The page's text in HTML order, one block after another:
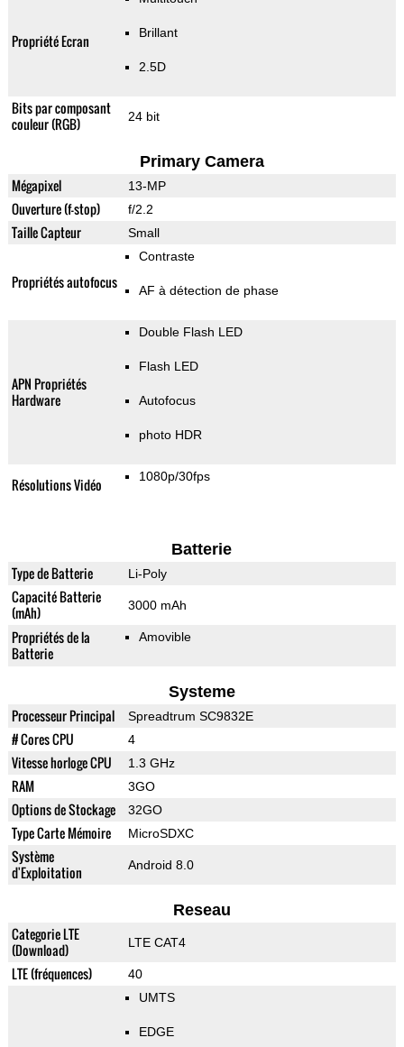
Propriété Ecran Brillant
2.5D
Bits par composant
couleur (RGB)
24 bit
Primary Camera
Mégapixel 13-MP
Ouverture (f-stop) f/2.2
Taille Capteur Small
Propriétés autofocus
Contraste
AF à détection de phase
APN Propriétés
Hardware
Double Flash LED
Flash LED
Autofocus
photo HDR
Résolutions Vidéo 1080p/30fps
Batterie
Type de Batterie Li-Poly
Capacité Batterie
(mAh)
3000 mAh
Propriétés de la
Batterie
Amovible
Systeme
Processeur Principal Spreadtrum SC9832E
# Cores CPU 4
Vitesse horloge CPU 1.3 GHz
RAM 3GO
Options de Stockage 32GO
Type Carte Mémoire MicroSDXC
Système
d'Exploitation
Android 8.0
Reseau
Categorie LTE
(Download)
LTE CAT4
LTE (fréquences)
40
UMTS
EDGE